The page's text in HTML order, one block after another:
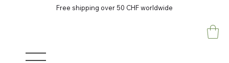
Free shipping over 50 CHF worldwide